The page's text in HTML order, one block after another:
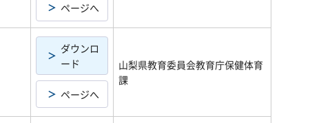
ページへ
ダウンロ
ード
ページへ
山梨県教育委員会教育庁保健体育
課